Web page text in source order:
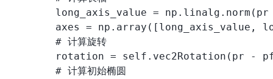
long_axis_value = np.linalg.norm(pr
axes = np.array([long_axis_value,
        # 计算旋转
rotation = self.vec2Rotation(pr -
        # 计算初始椭圆